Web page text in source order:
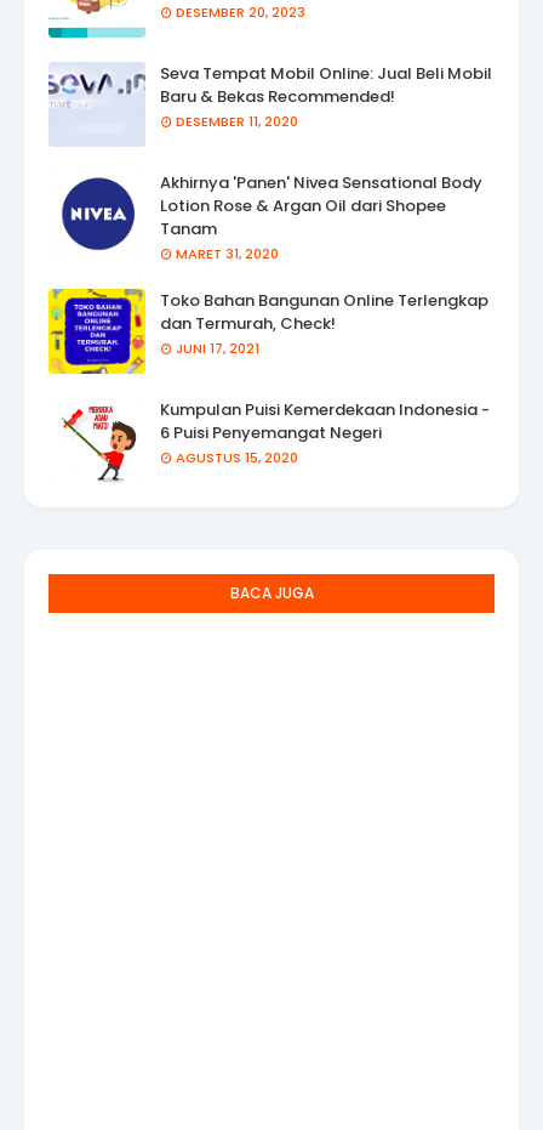
DESEMBER 20, 2023
Seva Tempat Mobil Online: Jual Beli Mobil
Baru & Bekas Recommended!
DESEMBER 11, 2020
Akhirnya 'Panen' Nivea Sensational Body
Lotion Rose & Argan Oil dari Shopee
Tanam
MARET 31, 2020
Toko Bahan Bangunan Online Terlengkap
dan Termurah, Check!
JUNI 17, 2021
Kumpulan Puisi Kemerdekaan Indonesia -
6 Puisi Penyemangat Negeri
AGUSTUS 15, 2020
BACA JUGA